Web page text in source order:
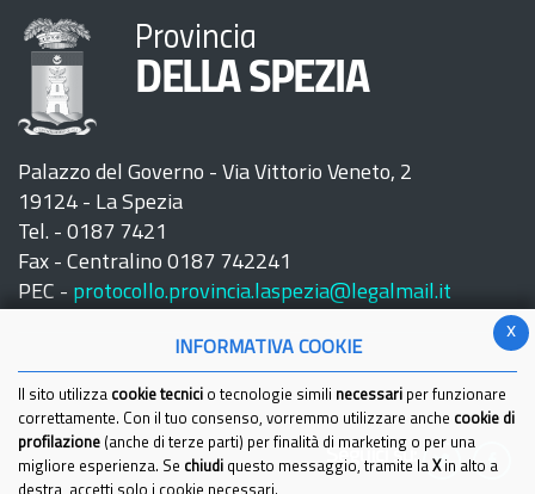
Provincia
DELLA SPEZIA
Palazzo del Governo - Via Vittorio Veneto, 2
19124 - La Spezia
Tel. - 0187 7421
Fax - Centralino 0187 742241
PEC - protocollo.provincia.laspezia@legalmail.it
Seguici su:
x
INFORMATIVA COOKIE
Il sito utilizza cookie tecnici o tecnologie simili necessari per funzionare
correttamente. Con il tuo consenso, vorremmo utilizzare anche cookie di
profilazione (anche di terze parti) per finalità di marketing o per una
migliore esperienza. Se chiudi questo messaggio, tramite la Xin alto a